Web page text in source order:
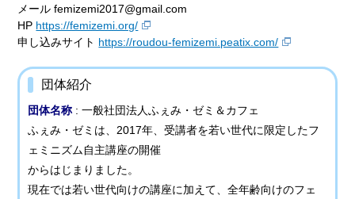
メール femizemi2017@gmail.com
HP https://femizemi.org/
申し込みサイト https://roudou-femizemi.peatix.com/
団体紹介
団体名称 : 一般社団法人ふぇみ・ゼミ＆カフェ
ふぇみ・ゼミは、2017年、受講者を若い世代に限定したフ
ェミニズム自主講座の開催
からはじまりました。
現在では若い世代向けの講座に加えて、全年齢向けのフェ